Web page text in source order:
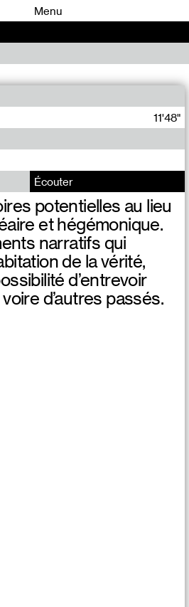
Menu
11'48"
Écouter
potentielles au lieu
et hégémonique.
narratifs qui
de la vérité,
d’entrevoir
d’autres passés.
00
00